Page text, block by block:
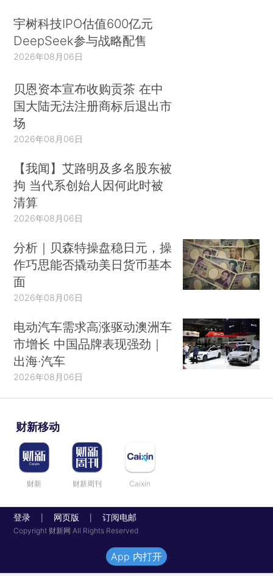
宇树科技IPO估值600亿元
DeepSeek参与战略配售
2026年08月06日
贝恩资本宣布收购贡茶 在中
国大陆无法注册商标后退出市
场
2026年08月06日
【我闻】艾路明及多名股东被
拘 当代系创始人因何此时被
清算
2026年08月06日
分析｜贝森特操盘稳日元，操
作巧思能否撬动美日货币基本
面
2026年08月06日
电动汽车需求高涨驱动澳洲车
市增长 中国品牌表现强劲｜
出海·汽车
2026年08月06日
财新移动
财新 财新周刊 Caixin
登录 网页版 订阅电邮
Copyright 财新网 All Rights Reserved
App 内打开